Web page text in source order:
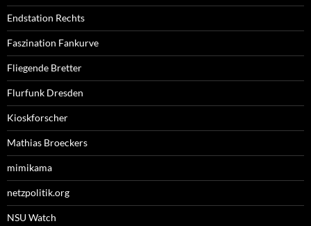
Endstation Rechts
Faszination Fankurve
Fliegende Bretter
Flurfunk Dresden
Kioskforscher
Mathias Broeckers
mimikama
netzpolitik.org
NSU Watch